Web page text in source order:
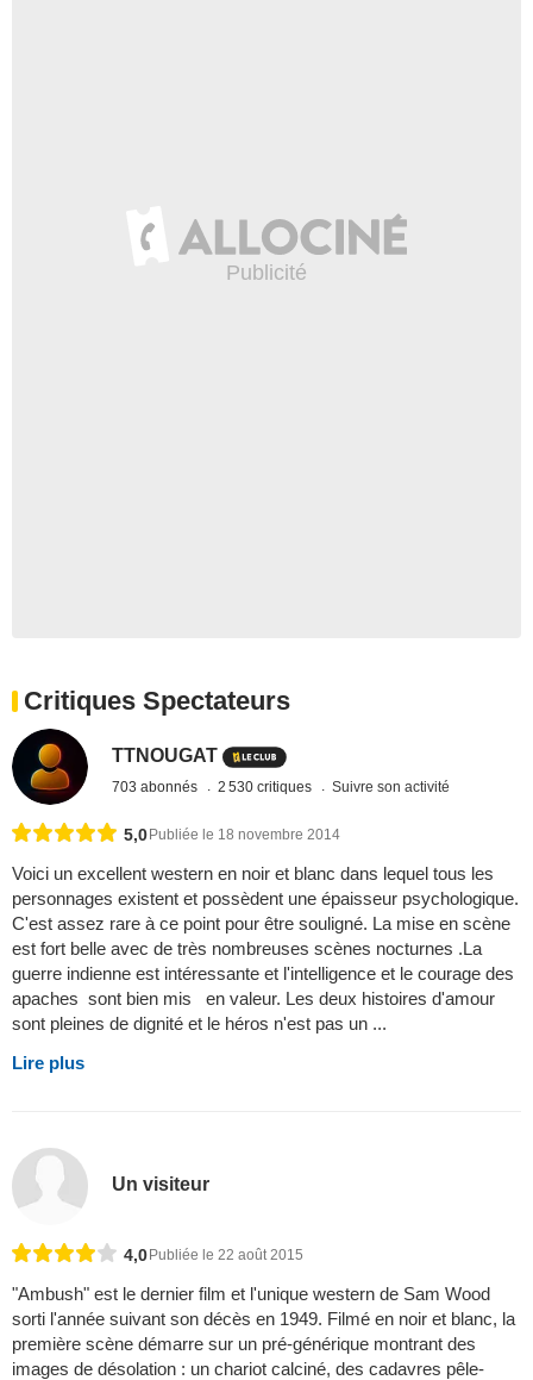
Critiques Spectateurs
TTNOUGAT
703 abonnés 2 530 critiques Suivre son activité
5,0 Publiée le 18 novembre 2014
Voici un excellent western en noir et blanc dans lequel tous les
personnages existent et possèdent une épaisseur psychologique.
C'est assez rare à ce point pour être souligné. La mise en scène
est fort belle avec de très nombreuses scènes nocturnes .La
guerre indienne est intéressante et l'intelligence et le courage des
apaches sont bien mis en valeur. Les deux histoires d'amour
sont pleines de dignité et le héros n'est pas un ...
Lire plus
Un visiteur
4,0Publiée le 22 août 2015
"Ambush" est le dernier film et l'unique western de Sam Wood
sorti l'année suivant son décès en 1949. Filmé en noir et blanc, la
première scène démarre sur un pré-générique montrant des
images de désolation : un chariot calciné, des cadavres pêle-